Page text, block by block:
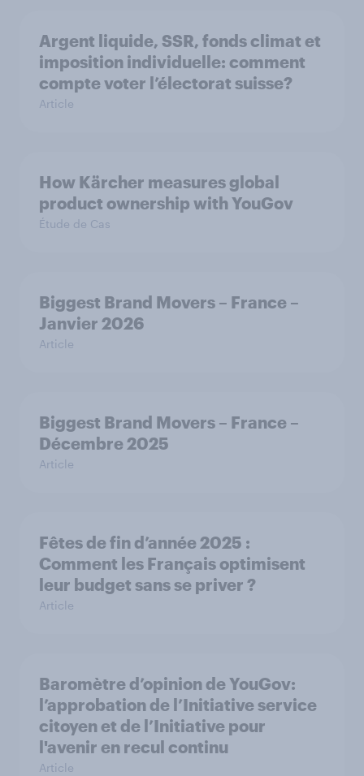
Argent liquide, SSR, fonds climat et
imposition individuelle: comment
compte voter l’électorat suisse?
Article
How Kärcher measures global
product ownership with YouGov
Étude de Cas
Biggest Brand Movers – France –
Janvier 2026
Article
Biggest Brand Movers – France –
Décembre 2025
Article
Fêtes de fin d’année 2025 :
Comment les Français optimisent
leur budget sans se priver ?
Article
Baromètre d’opinion de YouGov:
l’approbation de l’Initiative service
citoyen et de l’Initiative pour
l'avenir en recul continu
Article